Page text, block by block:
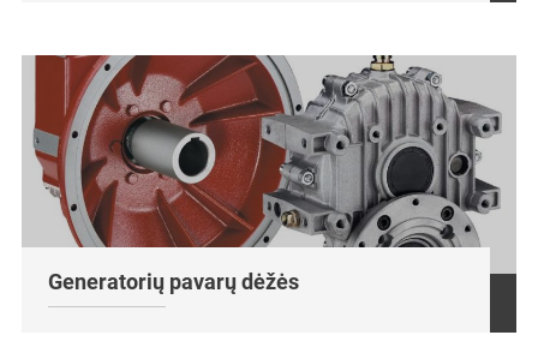
Generatorių pavarų dėžės